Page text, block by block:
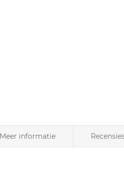
Meer informatie